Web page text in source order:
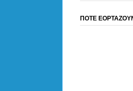
ΠΟΤΕ ΕΟΡΤΑΖΟΥΝ